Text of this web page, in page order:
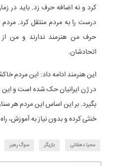
کرد و نه اضافه حرف زد. باید
درست را به مردم منتقل کرد.
حرف من هنرمند ندارند و من
اتحادشان.
این هنرمند ادامه داد: این مردم
در ژن ایرانیان حک شده است و این
بگیرد. بر این اساس این مردم هر
خنثی کرده و بدون نیاز به آموزش،
محیا دهقانی بازیگر سوگ رهبر